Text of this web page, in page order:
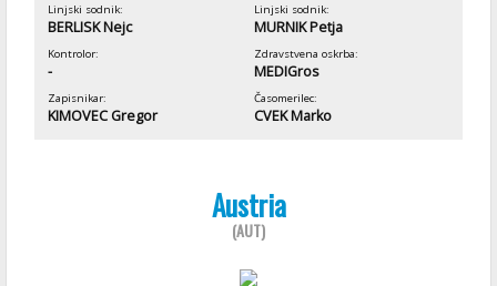
Linjski sodnik:
BERLISK Nejc
Linjski sodnik:
MURNIK Petja
Kontrolor:
-
Zdravstvena oskrba:
MEDIGros
Zapisnikar:
KIMOVEC Gregor
Časomerilec:
CVEK Marko
Austria
(AUT)